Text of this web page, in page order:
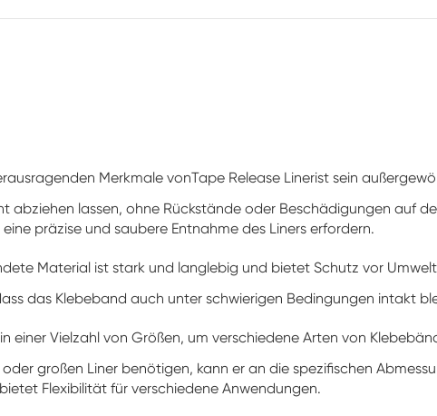
Merkmale vonTape Release Linerist sein
abziehen lassen, ohne Rückstände oder Beschädigungen auf
präzise und saubere Entnahme des Liners erfordern.
Material ist stark und langlebig und bietet Schutz vor
das Klebeband auch unter schwierigen Bedingungen intakt
einer Vielzahl von Größen, um verschiedene Arten von
großen Liner benötigen, kann er an die spezifischen
Flexibilität für verschiedene Anwendungen.